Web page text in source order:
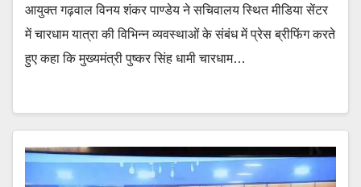
आयुक्त गढ़वाल विनय शंकर पाण्डेय ने सचिवालय स्थित मीडिया सेंटर
में चारधाम यात्रा की विभिन्न व्यवस्थाओं के संबंध में प्रेस ब्रीफिंग करते
हुए कहा कि मुख्यमंत्री पुष्कर सिंह धामी चारधाम…